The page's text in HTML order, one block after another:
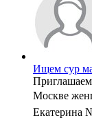
Ищем сур
Приглашаем
Москве
Екатерина